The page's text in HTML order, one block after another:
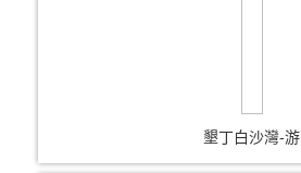
墾丁白沙灣-游